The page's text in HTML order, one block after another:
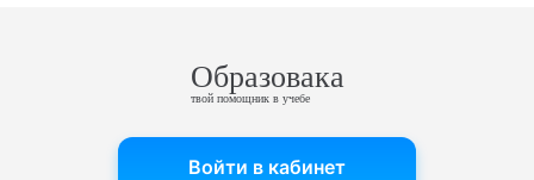
Образовака
твой помощник в учебе
Войти в кабинет